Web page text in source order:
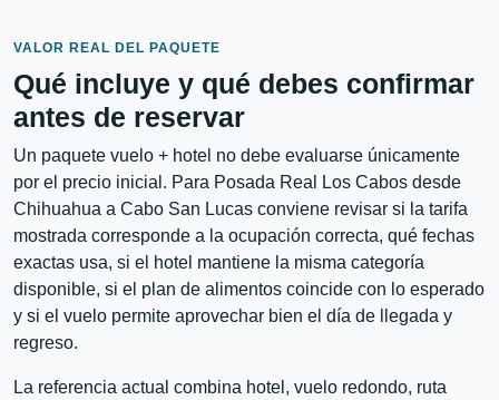
VALOR REAL DEL PAQUETE
Qué incluye y qué debes confirmar
antes de reservar
Un paquete vuelo + hotel no debe evaluarse únicamente
por el precio inicial. Para Posada Real Los Cabos desde
Chihuahua a Cabo San Lucas conviene revisar si la tarifa
mostrada corresponde a la ocupación correcta, qué fechas
exactas usa, si el hotel mantiene la misma categoría
disponible, si el plan de alimentos coincide con lo esperado
y si el vuelo permite aprovechar bien el día de llegada y
regreso.
La referencia actual combina hotel, vuelo redondo, ruta